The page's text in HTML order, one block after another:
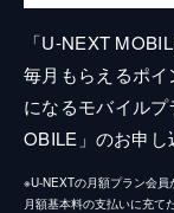
「U-NEXT
毎月もらえるポ
になるモバイル
OBILE」のお申し
※U-NEXTの月額プラン会
月額基本料の支払いに充て